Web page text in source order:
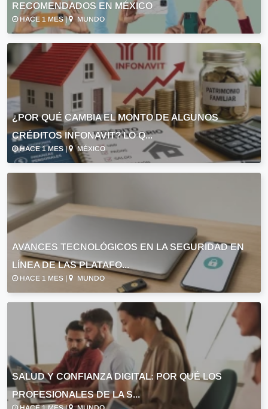
RECOMENDADOS EN MÉXICO
HACE 1 MES | MUNDO
¿POR QUÉ CAMBIA EL MONTO DE ALGUNOS
CRÉDITOS INFONAVIT? LO Q...
HACE 1 MES | MÉXICO
AVANCES TECNOLÓGICOS EN LA SEGURIDAD EN
LÍNEA DE LAS PLATAFO...
HACE 1 MES | MUNDO
SALUD Y CONFIANZA DIGITAL: POR QUÉ LOS
PROFESIONALES DE LA S...